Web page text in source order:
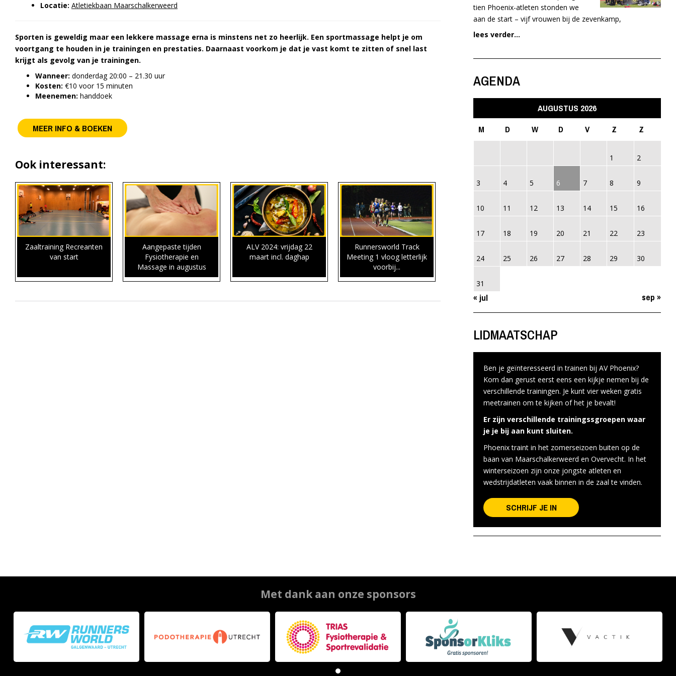
Locatie: Atletiekbaan Maarschalkerweerd
Sporten is geweldig maar een lekkere massage erna is minstens net zo heerlijk. Een sportmassage helpt je om
voortgang te houden in je trainingen en prestaties. Daarnaast voorkom je dat je vast komt te zitten of snel last
krijgt als gevolg van je trainingen.
Wanneer: donderdag 20:00 – 21.30 uur
Kosten: €10 voor 15 minuten
Meenemen: handdoek
MEER INFO & BOEKEN
Ook interessant:
Zaaltraining Recreanten
van start
Aangepaste tijden
Fysiotherapie en
Massage in augustus
ALV 2024: vrijdag 22
maart incl. daghap
Runnersworld Track
Meeting 1 vloog letterlijk
voorbij...
tien Phoenix-atleten stonden we
aan de start – vijf vrouwen bij de zevenkamp,
lees verder...
AGENDA
AUGUSTUS 2026
M
D W D V Z Z
1 2
3 4 5 6 7 8 9
10 11 12 13 14 15 16
17 18 19 20 21 22 23
24 25 26 27 28 29 30
31
« jul sep »
LIDMAATSCHAP
Ben je geïnteresseerd in trainen bij AV Phoenix?
Kom dan gerust eerst eens een kijkje nemen bij de
verschillende trainingen. Je kunt vier weken gratis
meetrainen om te kijken of het je bevalt!
Er zijn verschillende trainingssgroepen waar
je je bij aan kunt sluiten.
Phoenix traint in het zomerseizoen buiten op de
baan van Maarschalkerweerd en Overvecht. In het
winterseizoen zijn onze jongste atleten en
wedstrijdatleten vaak binnen in de zaal te vinden.
SCHRIJF JE IN
Met dank aan onze sponsors